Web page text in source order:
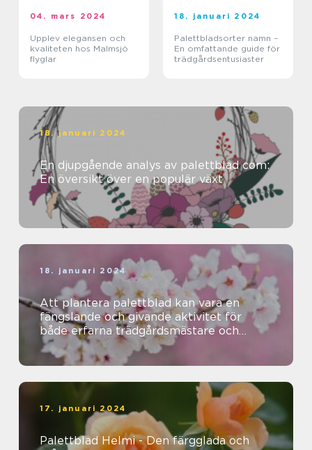
04. mars 2024
Upplev elegansen och
kvaliteten hos Malmsjö
flyglar
18. januari 2024
Palettbladsorter namn –
En omfattande guide för
trädgårdsentusiaster
18. januari 2024
En djupgående analys av palettblad com:
En översikt över en populär växt
18. januari 2024
Att plantera palettblad kan vara en
fängslande och givande aktivitet för
både erfarna trädgårdsmästare och
nybörjare
17. januari 2024
Palettblad Helmi - Den färgglada och